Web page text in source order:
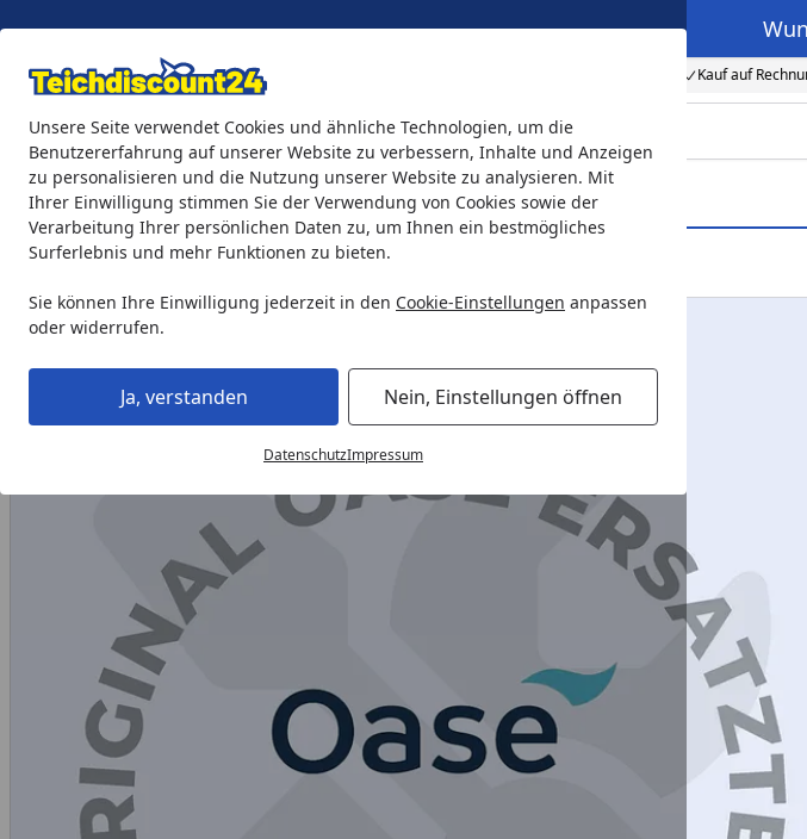
Unsere Seite verwendet Cookies und ähnliche Technologien, um die
Benutzererfahrung auf unserer Website zu verbessern, Inhalte und Anzeigen
zu personalisieren und die Nutzung unserer Website zu analysieren. Mit
Ihrer Einwilligung stimmen Sie der Verwendung von Cookies sowie der
Verarbeitung Ihrer persönlichen Daten zu, um Ihnen ein bestmögliches
Surferlebnis und mehr Funktionen zu bieten.
Sie können Ihre Einwilligung jederzeit in den Cookie-Einstellungen anpassen
oder widerrufen.
Ja, verstanden Nein, Einstellungen öffnen
DatenschutzImpressum
Eigene Montage-Teams Kauf auf
Teichprodukte Aquaristik Söll Teichpflege & Fischfutter
Oase Filterwange 107 FBP links (26698)